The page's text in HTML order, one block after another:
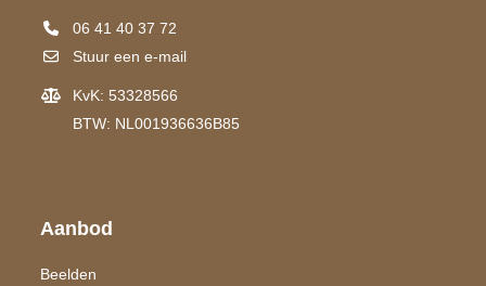
06 41 40 37 72
Stuur een e-mail
KvK: 53328566
BTW: NL001936636B85
Aanbod
Beelden